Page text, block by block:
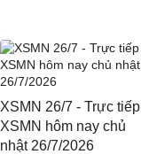
XSMN 26/7 - Trực tiếp
XSMN hôm nay chủ
nhật 26/7/2026